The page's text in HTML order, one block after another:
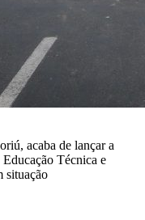
acaba de lançar a
Técnica e
situação